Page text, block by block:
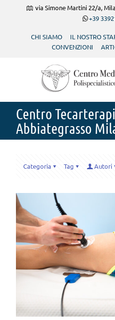
via Simone Martini 22/a,
+39
CHI SIAMO IL NOSTRO
CONVENZIONI
Centro
Abbiategrasso
Categoria Tag Autori